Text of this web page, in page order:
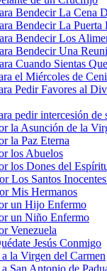
Bendecir La Cena
Bendecir La Puerta
Bendecir Los
Bendecir Una
Cuando Sientas
el Miércoles de
Pedir Favores al
pedir intercesión de
la Asunción de la
la Paz Eterna
los Abuelos
los Dones del
Los Santos
Mis Hermanos
un Hijo Enfermo
un Niño Enfermo
Venezuela
Jesús Conmigo
la Virgen del Carmen
San Antonio de